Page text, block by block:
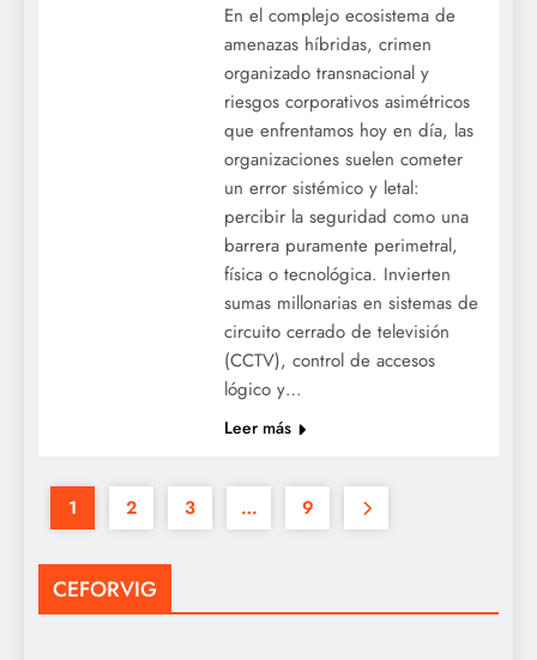
En el complejo ecosistema de
amenazas híbridas, crimen
organizado transnacional y
riesgos corporativos asimétricos
que enfrentamos hoy en día, las
organizaciones suelen cometer
un error sistémico y letal:
percibir la seguridad como una
barrera puramente perimetral,
física o tecnológica. Invierten
sumas millonarias en sistemas de
circuito cerrado de televisión
(CCTV), control de accesos
lógico y…
Leer más
1 2 3 … 9
CEFORVIG